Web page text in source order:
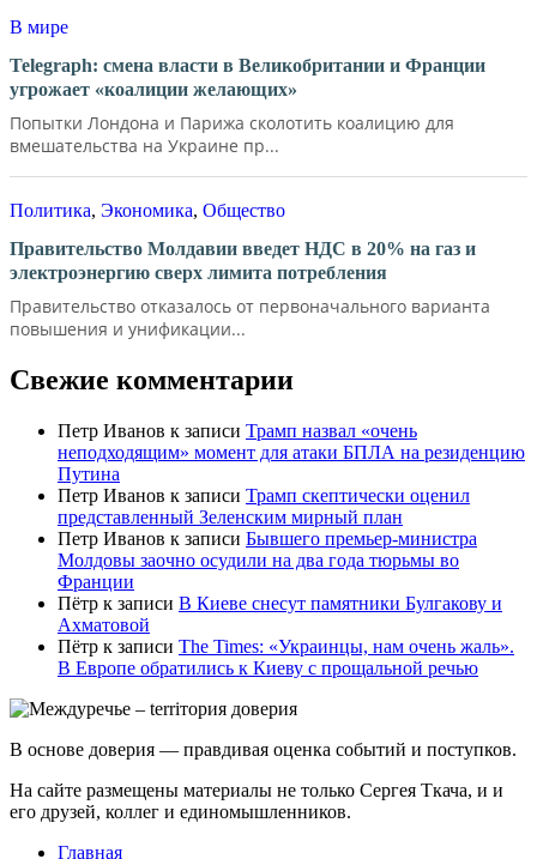
В мире
Telegraph: смена власти в Великобритании и Франции
угрожает «коалиции желающих»
Попытки Лондона и Парижа сколотить коалицию для
вмешательства на Украине пр...
Политика, Экономика, Общество
Правительство Молдавии введет НДС в 20% на газ и
электроэнергию сверх лимита потребления
Правительство отказалось от первоначального варианта
повышения и унификации...
Свежие комментарии
Петр Иванов к записи Трамп назвал «очень
неподходящим» момент для атаки БПЛА на резиденцию
Путина
Петр Иванов к записи Трамп скептически оценил
представленный Зеленским мирный план
Петр Иванов к записи Бывшего премьер-министра
Молдовы заочно осудили на два года тюрьмы во
Франции
Пётр к записи В Киеве снесут памятники Булгакову и
Ахматовой
Пётр к записи Тhe Times: «Украинцы, нам очень жаль».
В Европе обратились к Киеву с прощальной речью
В основе доверия — правдивая оценка событий и поступков.
На сайте размещены материалы не только Сергея Ткача, и и
его друзей, коллег и единомышленников.
Главная